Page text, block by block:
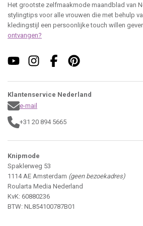
Het grootste zelfmaakmode maandblad van
stylingtips voor alle vrouwen die met behulp
kledingstijl een persoonlijke touch willen
ontvangen?
Klantenservice Nederland
e-mail
+31 20 894 5665
Knipmode
Spaklerweg 53
1114 AE Amsterdam (geen bezoekadres)
Roularta Media Nederland
KvK: 60880236
BTW: NL854100787B01